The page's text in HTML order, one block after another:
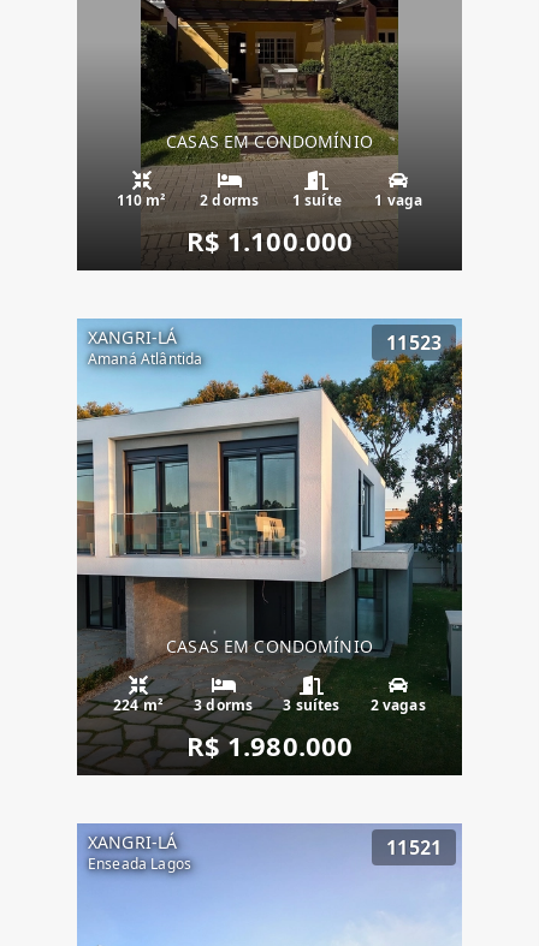
CASAS EM CONDOMÍNIO
110 m² 2 dorms 1 suíte 1 vaga
R$ 1.100.000
XANGRI-LÁ
Amaná Atlântida
11523
CASAS EM CONDOMÍNIO
224 m² 3 dorms 3 suítes 2 vagas
R$ 1.980.000
XANGRI-LÁ
Enseada Lagos
11521